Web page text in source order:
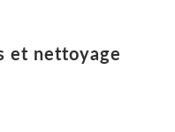
et nettoyage